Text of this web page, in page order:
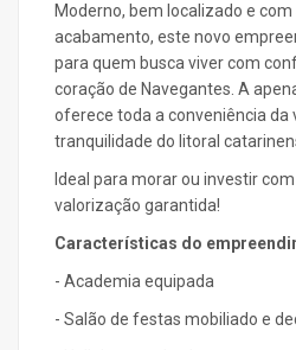
Moderno, bem localizado e
acabamento, este novo
para quem busca viver com
coração de Navegantes. A
oferece toda a conveniência da
tranquilidade do litoral
Ideal para morar ou investir
valorização garantida!
Características do
- Academia equipada
- Salão de festas mobiliado e